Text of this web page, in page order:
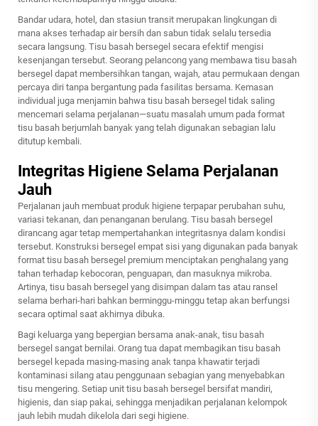
Bandar udara, hotel, dan stasiun transit merupakan lingkungan di
mana akses terhadap air bersih dan sabun tidak selalu tersedia
secara langsung. Tisu basah bersegel secara efektif mengisi
kesenjangan tersebut. Seorang pelancong yang membawa tisu basah
bersegel dapat membersihkan tangan, wajah, atau permukaan dengan
percaya diri tanpa bergantung pada fasilitas bersama. Kemasan
individual juga menjamin bahwa tisu basah bersegel tidak saling
mencemari selama perjalanan—suatu masalah umum pada format
tisu basah berjumlah banyak yang telah digunakan sebagian lalu
ditutup kembali.
Integritas Higiene Selama Perjalanan
Jauh
Perjalanan jauh membuat produk higiene terpapar perubahan suhu,
variasi tekanan, dan penanganan berulang. Tisu basah bersegel
dirancang agar tetap mempertahankan integritasnya dalam kondisi
tersebut. Konstruksi bersegel empat sisi yang digunakan pada banyak
format tisu basah bersegel premium menciptakan penghalang yang
tahan terhadap kebocoran, penguapan, dan masuknya mikroba.
Artinya, tisu basah bersegel yang disimpan dalam tas atau ransel
selama berhari-hari bahkan berminggu-minggu tetap akan berfungsi
secara optimal saat akhirnya dibuka.
Bagi keluarga yang bepergian bersama anak-anak, tisu basah
bersegel sangat bernilai. Orang tua dapat membagikan tisu basah
bersegel kepada masing-masing anak tanpa khawatir terjadi
kontaminasi silang atau penggunaan sebagian yang menyebabkan
tisu mengering. Setiap unit tisu basah bersegel bersifat mandiri,
higienis, dan siap pakai, sehingga menjadikan perjalanan kelompok
jauh lebih mudah dikelola dari segi higiene.